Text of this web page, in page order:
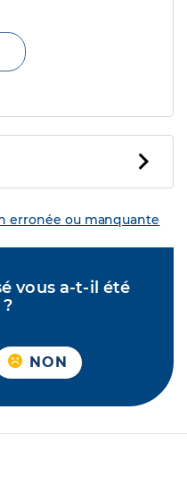
erronée ou manquante
vous a-t-il été
NON